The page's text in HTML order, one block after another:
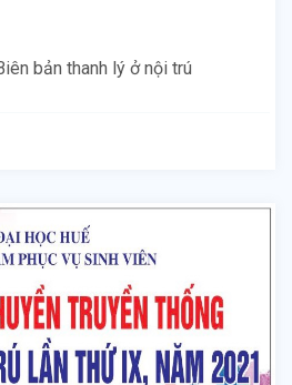
bản thanh lý ở nội trú